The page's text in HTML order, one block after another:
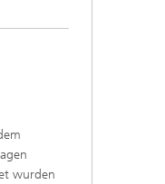
wurden